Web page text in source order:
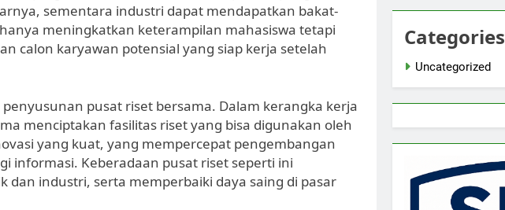
sementara industri dapat mendapatkan bakat-
meningkatkan keterampilan mahasiswa tetapi
calon karyawan potensial yang siap kerja setelah
pusat riset bersama. Dalam kerangka kerja
menciptakan fasilitas riset yang bisa digunakan oleh
yang kuat, yang mempercepat pengembangan
informasi. Keberadaan pusat riset seperti ini
industri, serta memperbaiki daya saing di pasar
Categories
Uncategorized